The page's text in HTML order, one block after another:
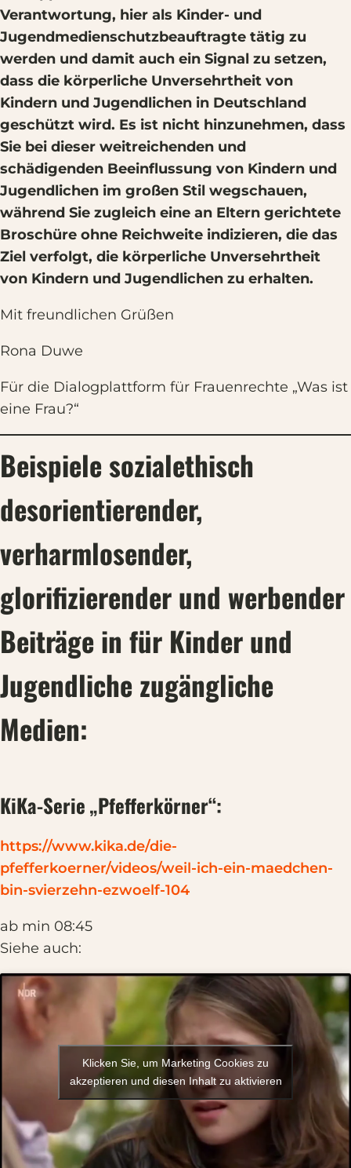
Verantwortung, hier als Kinder- und
Jugendmedienschutzbeauftragte tätig zu
werden und damit auch ein Signal zu setzen,
dass die körperliche Unversehrtheit von
Kindern und Jugendlichen in Deutschland
geschützt wird. Es ist nicht hinzunehmen, dass
Sie bei dieser weitreichenden und
schädigenden Beeinflussung von Kindern und
Jugendlichen im großen Stil wegschauen,
während Sie zugleich eine an Eltern gerichtete
Broschüre ohne Reichweite indizieren, die das
Ziel verfolgt, die körperliche Unversehrtheit
von Kindern und Jugendlichen zu erhalten.
Mit freundlichen Grüßen
Rona Duwe
Für die Dialogplattform für Frauenrechte „Was ist
eine Frau?“
Beispiele sozialethisch
desorientierender,
verharmlosender,
glorifizierender und werbender
Beiträge in für Kinder und
Jugendliche zugängliche
Medien:
KiKa-Serie „Pfefferkörner“:
https://www.kika.de/die-
pfefferkoerner/videos/weil-ich-ein-maedchen-
bin-svierzehn-ezwoelf-104
ab min 08:45
Siehe auch:
Klicken Sie, um Marketing Cookies zu
akzeptieren und diesen Inhalt zu aktivieren